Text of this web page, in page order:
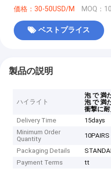
価格：30-50USD/M MOQ：
ベストプライス
製品の説明
ハイライト
泡 で 満
泡 で 満
衝撃に
Delivery Time
15days
Minimum Order
Quantity
10PAIRS
Packaging Details
Payment Terms
tt